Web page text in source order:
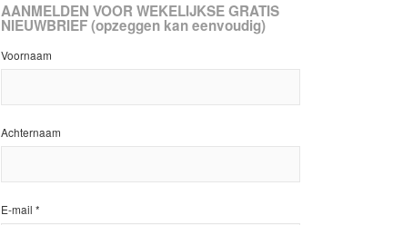
AANMELDEN VOOR WEKELIJKSE GRATIS
NIEUWBRIEF (opzeggen kan eenvoudig)
Voornaam
Achternaam
E-mail *